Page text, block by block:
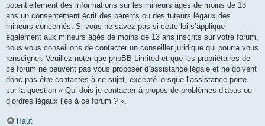
potentiellement des informations sur les mineurs âgés de moins de 13
ans un consentement écrit des parents ou des tuteurs légaux des
mineurs concernés. Si vous ne savez pas si cette loi s’applique
également aux mineurs âgés de moins de 13 ans inscrits sur votre forum,
nous vous conseillons de contacter un conseiller juridique qui pourra vous
renseigner. Veuillez noter que phpBB Limited et que les propriétaires de
ce forum ne peuvent pas vous proposer d’assistance légale et ne doivent
donc pas être contactés à ce sujet, excepté lorsque l’assistance porte
sur la question « Qui dois-je contacter à propos de problèmes d’abus ou
d’ordres légaux liés à ce forum ? ».
Haut